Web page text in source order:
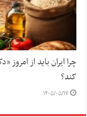
چرا ایران باید از
کند؟
۱۴۰۵/۰۵/۱۷